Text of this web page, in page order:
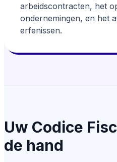
arbeidscontracten, het
ondernemingen, en het
erfenissen.
Uw Codice
de hand